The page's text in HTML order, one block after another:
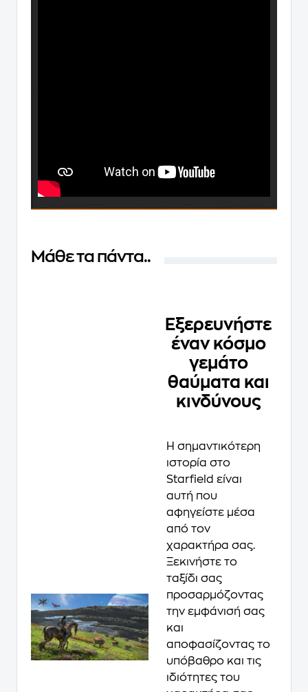
Μάθε τα πάντα..
Εξερευνήστε
έναν κόσμο
γεμάτο
θαύματα και
κινδύνους
Η σημαντικότερη
ιστορία στο
Starfield είναι
αυτή που
αφηγείστε μέσα
από τον
χαρακτήρα σας.
Ξεκινήστε το
ταξίδι σας
προσαρμόζοντας
την εμφάνισή σας
και
αποφασίζοντας το
υπόβαθρο και τις
ιδιότητες του